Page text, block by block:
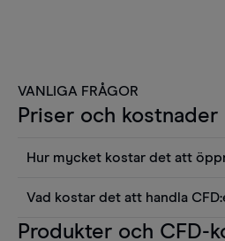
VANLIGA FRÅGOR
Priser och kostnader
Hur mycket kostar det att
använda sådana verktyg som
Vad kostar det att handla
Det är en rad kostnader att
Produkter och CFD-